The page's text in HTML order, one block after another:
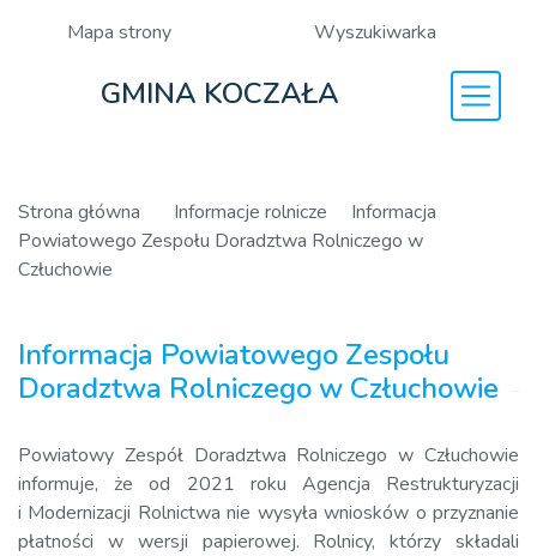
Mapa strony Wyszukiwarka
GMINA KOCZAŁA
Strona główna Informacje rolnicze
Informacja
Powiatowego Zespołu Doradztwa Rolniczego w
Człuchowie
Informacja Powiatowego Zespołu
Doradztwa Rolniczego w Człuchowie
Powiatowy Zespół Doradztwa Rolniczego w Człuchowie
informuje, że od 2021 roku Agencja Restrukturyzacji
i Modernizacji Rolnictwa nie wysyła wniosków o przyznanie
płatności w wersji papierowej. Rolnicy, którzy składali